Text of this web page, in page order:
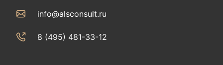
info@alsconsult.ru
8 (495) 481-33-12‬‬